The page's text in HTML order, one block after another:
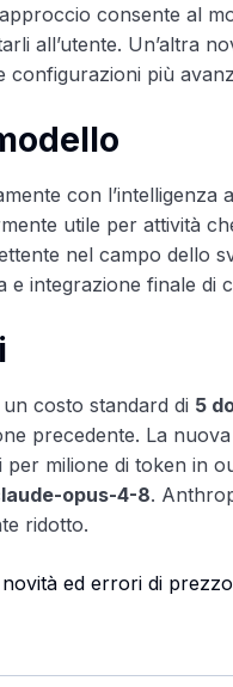
consente al
all’utente. Un’altra
configurazioni più
con
utile per attività
nel campo dello
e integrazione finale di
costo standard di 5
precedente. La
milione di token in
opus-4-8.
ridotto.
ed errori di